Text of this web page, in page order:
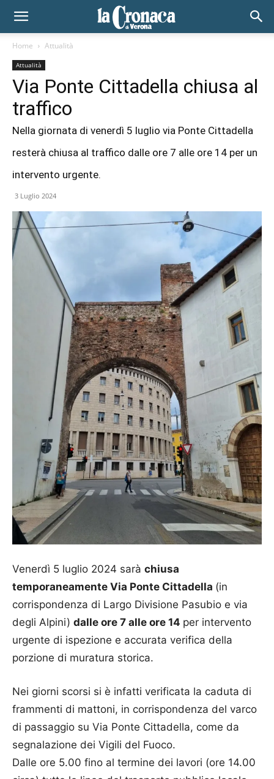
Home Attualità
Attualità
Via Ponte Cittadella chiusa al
traffico
Nella giornata di venerdì 5 luglio via Ponte Cittadella
resterà chiusa al traffico dalle ore 7 alle ore 14 per un
intervento urgente.
3 Luglio 2024
Venerdì 5 luglio 2024 sarà chiusa
temporaneamente Via Ponte Cittadella (in
corrispondenza di Largo Divisione Pasubio e via
degli Alpini) dalle ore 7 alle ore 14 per intervento
urgente di ispezione e accurata verifica della
porzione di muratura storica.
Nei giorni scorsi si è infatti verificata la caduta di
frammenti di mattoni, in corrispondenza del varco
di passaggio su Via Ponte Cittadella, come da
segnalazione dei Vigili del Fuoco.
Dalle ore 5.00 fino al termine dei lavori (ore 14.00